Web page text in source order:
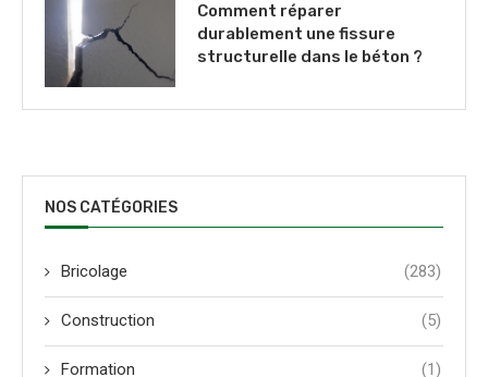
Comment réparer
durablement une fissure
structurelle dans le béton ?
NOS CATÉGORIES
Bricolage (283)
Construction (5)
Formation (1)